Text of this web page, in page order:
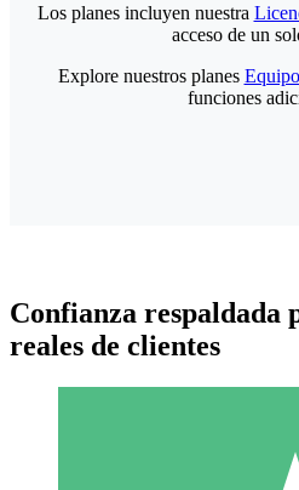
Los planes incluyen nuestra
acceso de un
Explore nuestros planes Equipo
funciones
Confianza respaldada
reales de clientes